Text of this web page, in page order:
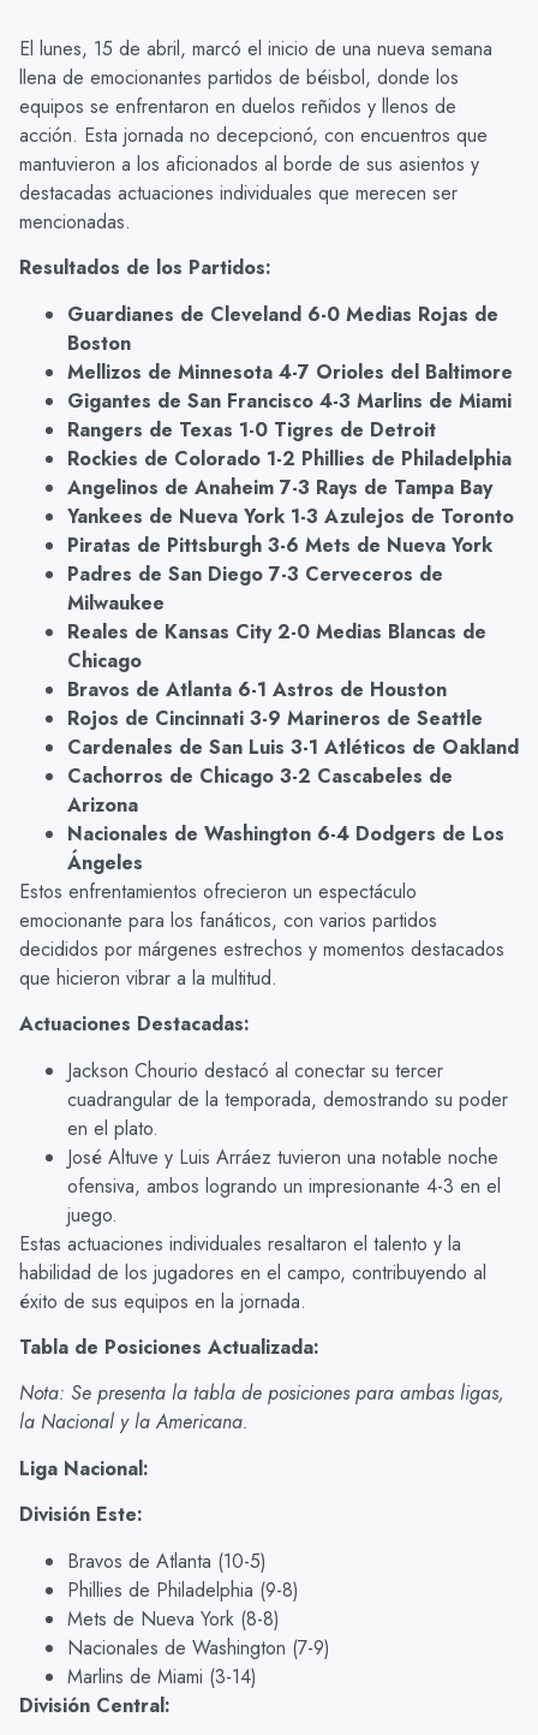
El lunes, 15 de abril, marcó el inicio de una nueva semana
llena de emocionantes partidos de béisbol, donde los
equipos se enfrentaron en duelos reñidos y llenos de
acción. Esta jornada no decepcionó, con encuentros que
mantuvieron a los aficionados al borde de sus asientos y
destacadas actuaciones individuales que merecen ser
mencionadas.
Resultados de los Partidos:
Guardianes de Cleveland 6-0 Medias Rojas de
Boston
Mellizos de Minnesota 4-7 Orioles del Baltimore
Gigantes de San Francisco 4-3 Marlins de Miami
Rangers de Texas 1-0 Tigres de Detroit
Rockies de Colorado 1-2 Phillies de Philadelphia
Angelinos de Anaheim 7-3 Rays de Tampa Bay
Yankees de Nueva York 1-3 Azulejos de Toronto
Piratas de Pittsburgh 3-6 Mets de Nueva York
Padres de San Diego 7-3 Cerveceros de
Milwaukee
Reales de Kansas City 2-0 Medias Blancas de
Chicago
Bravos de Atlanta 6-1 Astros de Houston
Rojos de Cincinnati 3-9 Marineros de Seattle
Cardenales de San Luis 3-1 Atléticos de Oakland
Cachorros de Chicago 3-2 Cascabeles de
Arizona
Nacionales de Washington 6-4 Dodgers de Los
Ángeles
Estos enfrentamientos ofrecieron un espectáculo
emocionante para los fanáticos, con varios partidos
decididos por márgenes estrechos y momentos destacados
que hicieron vibrar a la multitud.
Actuaciones Destacadas:
Jackson Chourio destacó al conectar su tercer
cuadrangular de la temporada, demostrando su poder
en el plato.
José Altuve y Luis Arráez tuvieron una notable noche
ofensiva, ambos logrando un impresionante 4-3 en el
juego.
Estas actuaciones individuales resaltaron el talento y la
habilidad de los jugadores en el campo, contribuyendo al
éxito de sus equipos en la jornada.
Tabla de Posiciones Actualizada:
Nota: Se presenta la tabla de posiciones para ambas ligas,
la Nacional y la Americana.
Liga Nacional:
División Este:
Bravos de Atlanta (10-5)
Phillies de Philadelphia (9-8)
Mets de Nueva York (8-8)
Nacionales de Washington (7-9)
Marlins de Miami (3-14)
División Central: